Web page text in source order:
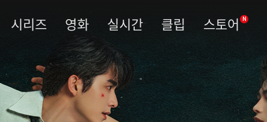
시리즈 영화 실시간 클립 스토어 N